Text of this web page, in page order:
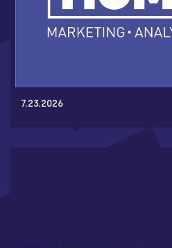
HUMINT NOWYM
KOSZYKÓWKI 3X3
Nowym partnerem Akademii
Marketing - Agencja z
7.23.2026